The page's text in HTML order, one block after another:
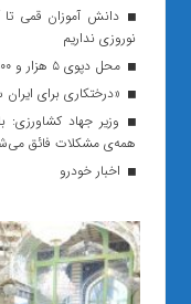
دانش آموزان قمی
نوروزی نداریم
محل دپوی ۵ هزار و ۵۰۰ لیتر گازوئیل قاچاق لو رفت
«درختکاری برای
وزیر جهاد کشاورزی:
همه‌ی مشکلات فائق
اخبار خودرو